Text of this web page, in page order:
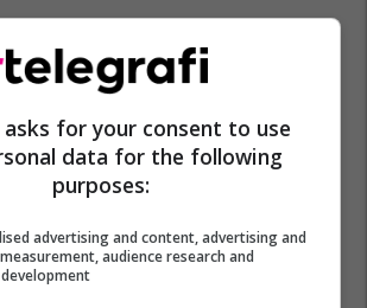
for your consent to use
data for the following
purposes:
advertising and content, advertising and
audience research and